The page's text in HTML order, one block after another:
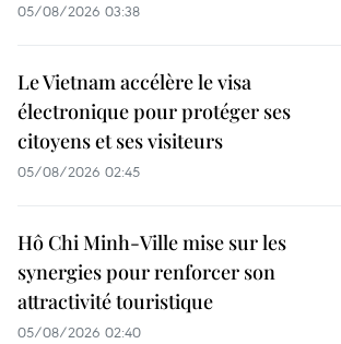
05/08/2026 03:38
Le Vietnam accélère le visa
électronique pour protéger ses
citoyens et ses visiteurs
05/08/2026 02:45
Hô Chi Minh-Ville mise sur les
synergies pour renforcer son
attractivité touristique
05/08/2026 02:40